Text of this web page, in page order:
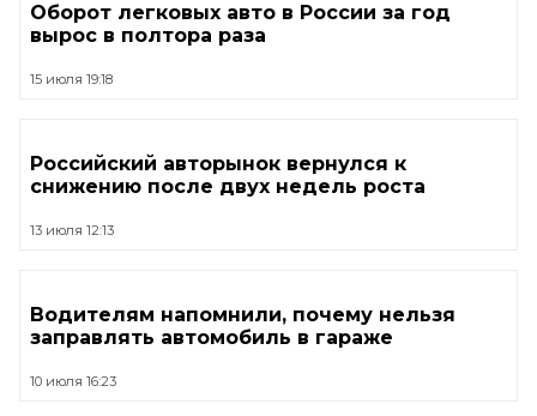
Оборот легковых авто в России за год
вырос в полтора раза
15 июля 19:18
Российский авторынок вернулся к
снижению после двух недель роста
13 июля 12:13
Водителям напомнили, почему нельзя
заправлять автомобиль в гараже
10 июля 16:23